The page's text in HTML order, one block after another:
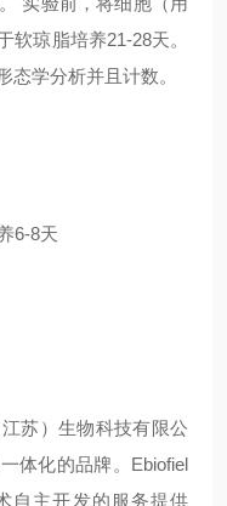
软琼脂培养21-28天。
态学分析并且计数。
6-8天
苏）生物科技有限公
体化的品牌。Ebiofiel
自主开发的服务提供